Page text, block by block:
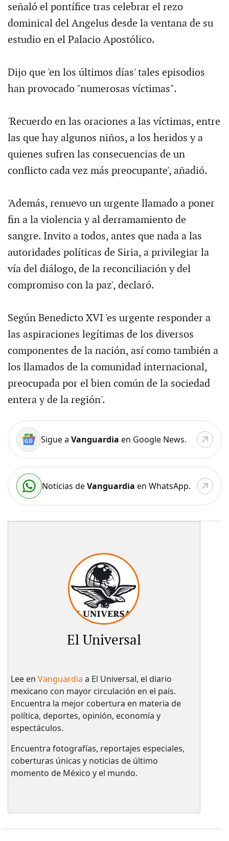
señaló el pontífice tras celebrar el rezo
dominical del Angelus desde la ventana de su
estudio en el Palacio Apostólico.
Dijo que 'en los últimos días' tales episodios
han provocado "numerosas víctimas".
'Recuerdo en las oraciones a las víctimas, entre
las que hay algunos niños, a los heridos y a
quienes sufren las consecuencias de un
conflicto cada vez más preocupante', añadió.
'Además, renuevo un urgente llamado a poner
fin a la violencia y al derramamiento de
sangre. Invito a todos, antes que nada a las
autoridades políticas de Siria, a privilegiar la
vía del diálogo, de la reconciliación y del
compromiso con la paz', declaró.
Según Benedicto XVI 'es urgente responder a
las aspiraciones legítimas de los diversos
componentes de la nación, así como también a
los llamados de la comunidad internacional,
preocupada por el bien común de la sociedad
entera y de la región'.
Sigue a Vanguardia en Google News.
Noticias deVanguardia en WhatsApp.
El Universal
Lee en Vanguardia a El Universal, el diario
mexicano con mayor circulación en el país.​
Encuentra la mejor cobertura en materia de
política, deportes, opinión, economía y
espectáculos.
Encuentra fotografías, reportajes especiales,
coberturas únicas y noticias de último
momento de México y el mundo.